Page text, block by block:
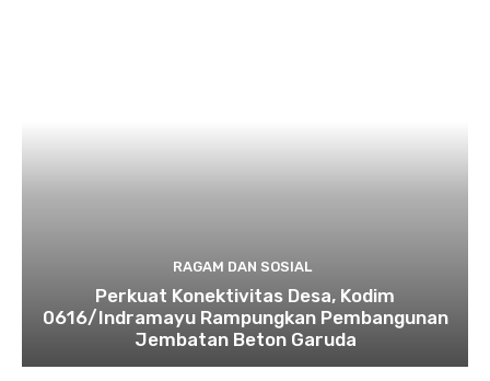
RAGAM DAN SOSIAL
​Perkuat Konektivitas Desa, Kodim
0616/Indramayu Rampungkan Pembangunan
Jembatan Beton Garuda